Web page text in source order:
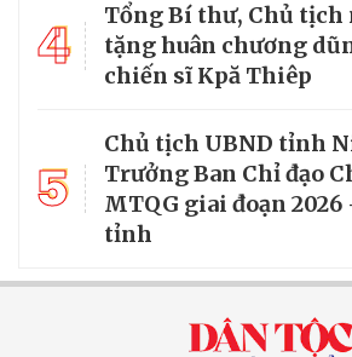
4
Tổng Bí thư, Chủ tịch
tặng huân chương
chiến sĩ Kpă Thiêp
5
Chủ tịch UBND tỉnh
Trưởng Ban Chỉ đạo
MTQG giai đoạn 2026
tỉnh